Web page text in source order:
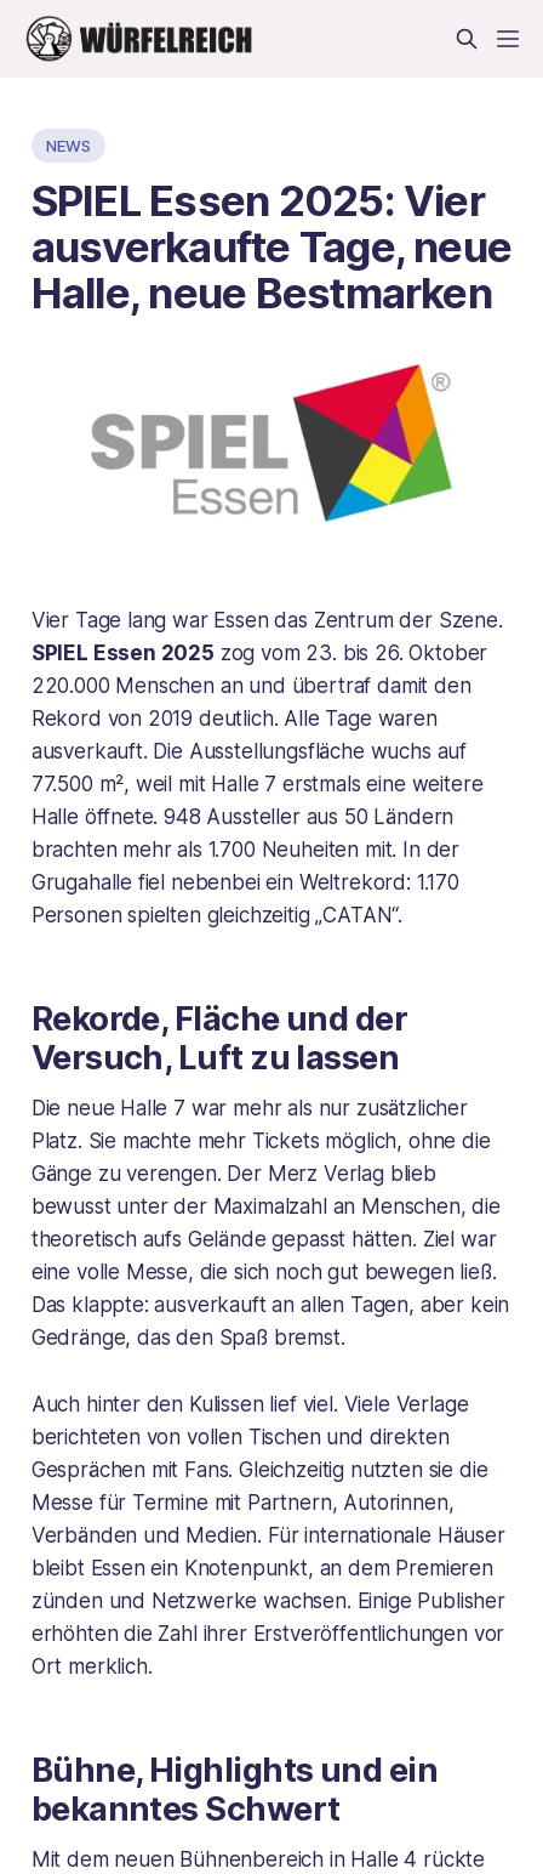
NEWS
SPIEL Essen 2025: Vier
ausverkaufte Tage, neue
Halle, neue Bestmarken
Vier Tage lang war Essen das Zentrum der Szene.
SPIEL Essen 2025 zog vom 23. bis 26. Oktober
220.000 Menschen an und übertraf damit den
Rekord von 2019 deutlich. Alle Tage waren
ausverkauft. Die Ausstellungsfläche wuchs auf
77.500 m², weil mit Halle 7 erstmals eine weitere
Halle öffnete. 948 Aussteller aus 50 Ländern
brachten mehr als 1.700 Neuheiten mit. In der
Grugahalle fiel nebenbei ein Weltrekord: 1.170
Personen spielten gleichzeitig „CATAN“.
Rekorde, Fläche und der
Versuch, Luft zu lassen
Die neue Halle 7 war mehr als nur zusätzlicher
Platz. Sie machte mehr Tickets möglich, ohne die
Gänge zu verengen. Der Merz Verlag blieb
bewusst unter der Maximalzahl an Menschen, die
theoretisch aufs Gelände gepasst hätten. Ziel war
eine volle Messe, die sich noch gut bewegen ließ.
Das klappte: ausverkauft an allen Tagen, aber kein
Gedränge, das den Spaß bremst.
Auch hinter den Kulissen lief viel. Viele Verlage
berichteten von vollen Tischen und direkten
Gesprächen mit Fans. Gleichzeitig nutzten sie die
Messe für Termine mit Partnern, Autorinnen,
Verbänden und Medien. Für internationale Häuser
bleibt Essen ein Knotenpunkt, an dem Premieren
zünden und Netzwerke wachsen. Einige Publisher
erhöhten die Zahl ihrer Erstveröffentlichungen vor
Ort merklich.
Bühne, Highlights und ein
bekanntes Schwert
Mit dem neuen Bühnenbereich in Halle 4 rückte